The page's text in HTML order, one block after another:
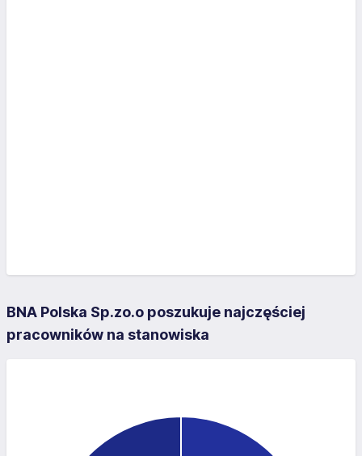
BNA Polska Sp.zo.o poszukuje najczęściej
pracowników na stanowiska